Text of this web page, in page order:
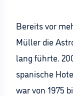
Bereits vor
Müller die
lang führte.
spanische
war von 1975